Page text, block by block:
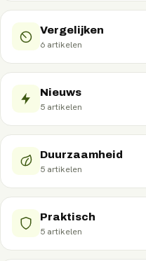
Vergelijken
6 artikelen
Nieuws
5 artikelen
Duurzaamheid
5 artikelen
Praktisch
5 artikelen